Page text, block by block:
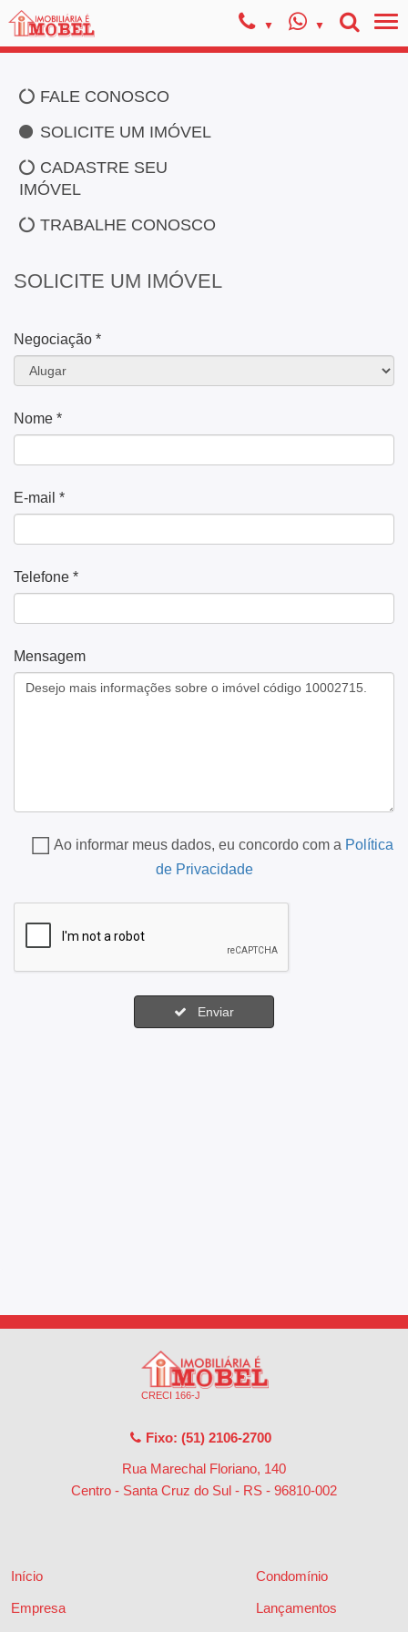
FALE CONOSCO
SOLICITE UM IMÓVEL
CADASTRE SEU
IMÓVEL
TRABALHE CONOSCO
SOLICITE UM IMÓVEL
Negociação *
Nome *
E-mail *
Telefone *
Mensagem
Ao informar meus dados, eu concordo com a Política
de Privacidade
Enviar
CRECI 166-J
Fixo: (51) 2106-2700
Rua Marechal Floriano, 140
Centro - Santa Cruz do Sul - RS - 96810-002
Início
Empresa
Condomínio
Lançamentos